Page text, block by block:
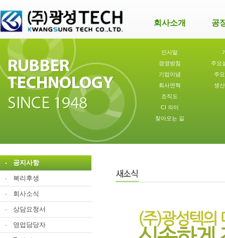
회사소개 공
인사말
경영방침
기업이념
회사연혁
조직도
CI 의미
찾아오는 길
주요
주
생
- 공지사항
- 복리후생
- 회사소식
- 상담요청서
- 영업담당자